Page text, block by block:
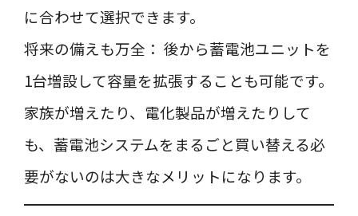
に合わせて選択できます。
将来の備えも万全： 後から蓄電池ユニットを
1台増設して容量を拡張することも可能です。
家族が増えたり、電化製品が増えたりして
も、蓄電池システムをまるごと買い替える必
要がないのは大きなメリットになります。